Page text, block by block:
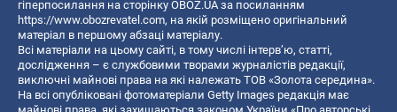
гіперпосилання на сторінку OBOZ.UA за посиланням
https://www.obozrevatel.com, на якій розміщено оригінальний
матеріал в першому абзаці матеріалу.
Всі матеріали на цьому сайті, в тому числі інтерв’ю, статті,
дослідження – є службовими творами журналістів редакції,
виключні майнові права на які належать ТОВ «Золота середина».
На всі опубліковані фотоматеріали Getty Images редакція має